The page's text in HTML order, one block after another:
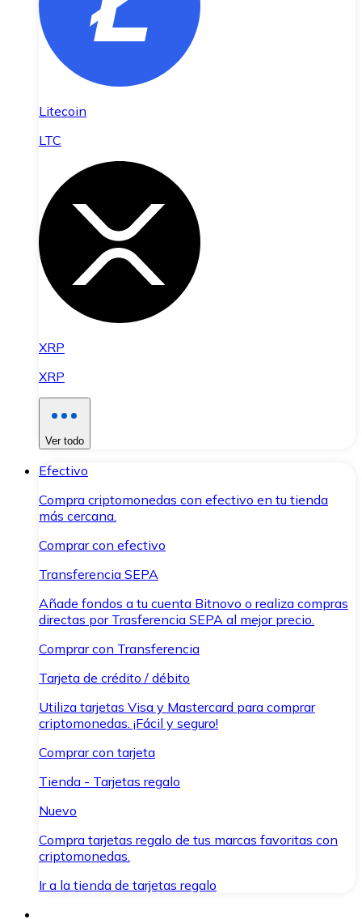
Litecoin
LTC
XRP
XRP
Ver todo
Efectivo
Compra criptomonedas con efectivo en tu tienda
más cercana.
Comprar con efectivo
Transferencia SEPA
Añade fondos a tu cuenta Bitnovo o realiza compras
directas por Trasferencia SEPA al mejor precio.
Comprar con Transferencia
Tarjeta de crédito / débito
Utiliza tarjetas Visa y Mastercard para comprar
criptomonedas. ¡Fácil y seguro!
Comprar con tarjeta
Tienda - Tarjetas regalo
Nuevo
Compra tarjetas regalo de tus marcas favoritas con
criptomonedas.
Ir a la tienda de tarjetas regalo